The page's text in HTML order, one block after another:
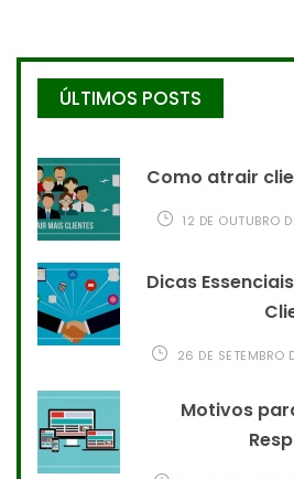
ÚLTIMOS POSTS
Como atrair
12 DE OUTUBRO
Dicas
26 DE SETEMBRO
Motivos